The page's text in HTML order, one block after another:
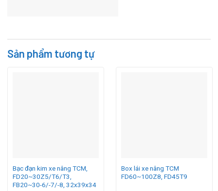
Sản phẩm tương tự
Bạc đạn kim xe nâng TCM,
FD20~30Z5/T6/T3,
FB20~30-6/-7/-8, 32x39x34
Box lái xe nâng TCM
FD60~100Z8, FD45T9